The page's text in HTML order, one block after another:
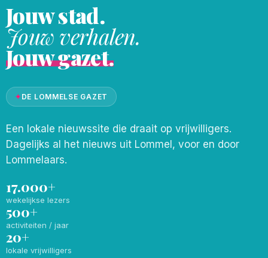
Jouw stad.
Jouw verhalen.
Jouw gazet.
✦DE LOMMELSE GAZET
Een lokale nieuwssite die draait op vrijwilligers.
Dagelijks al het nieuws uit Lommel, voor en door
Lommelaars.
17.000+
wekelijkse lezers
500+
activiteiten / jaar
20+
lokale vrijwilligers